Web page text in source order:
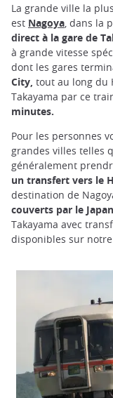
La grande ville la
est Nagoya , dans la
direct à la gare de
à grande vitesse
dont les gares
City, tout au long du
Takayama par ce
minutes.
Pour les personnes
grandes villes telles
généralement
un transfert vers le
destination de
couverts par le
Takayama avec
disponibles sur